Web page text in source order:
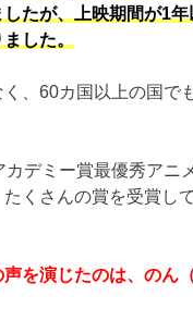
したが、上映期間が1
した。
、60カ国以上の国で
カデミー賞最優秀アニ
くさんの賞を受賞し
を演じたのは、のん